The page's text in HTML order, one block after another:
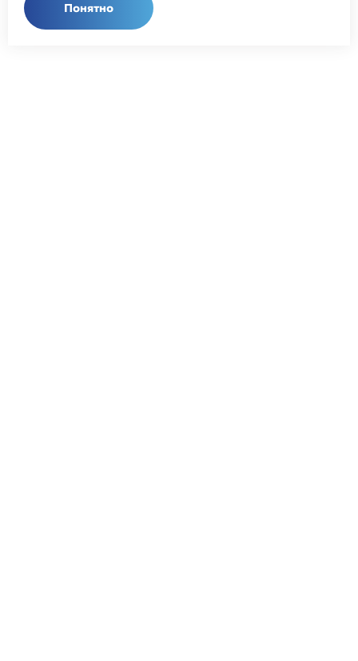
Понятно